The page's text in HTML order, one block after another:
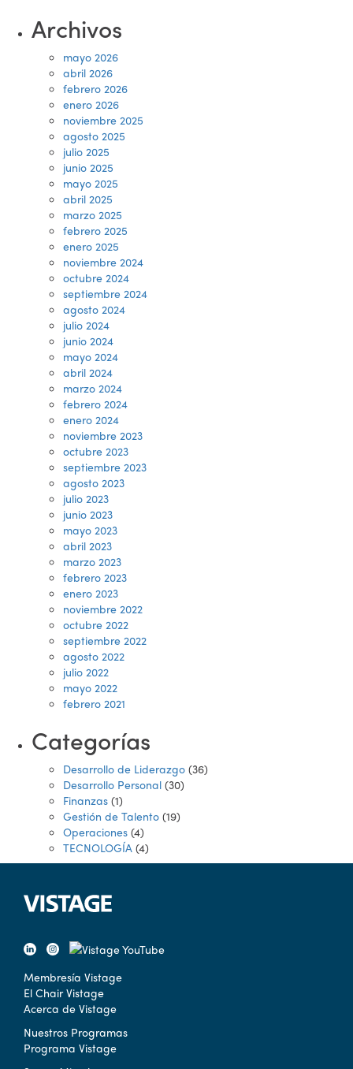
Archivos
mayo 2026
abril 2026
febrero 2026
enero 2026
noviembre 2025
agosto 2025
julio 2025
junio 2025
mayo 2025
abril 2025
marzo 2025
febrero 2025
enero 2025
noviembre 2024
octubre 2024
septiembre 2024
agosto 2024
julio 2024
junio 2024
mayo 2024
abril 2024
marzo 2024
febrero 2024
enero 2024
noviembre 2023
octubre 2023
septiembre 2023
agosto 2023
julio 2023
junio 2023
mayo 2023
abril 2023
marzo 2023
febrero 2023
enero 2023
noviembre 2022
octubre 2022
septiembre 2022
agosto 2022
julio 2022
mayo 2022
febrero 2021
Categorías
Desarrollo de Liderazgo (36)
Desarrollo Personal (30)
Finanzas (1)
Gestión de Talento (19)
Operaciones (4)
TECNOLOGÍA (4)
Membresía Vistage
El Chair Vistage
Acerca de Vistage
Nuestros Programas
Programa Vistage